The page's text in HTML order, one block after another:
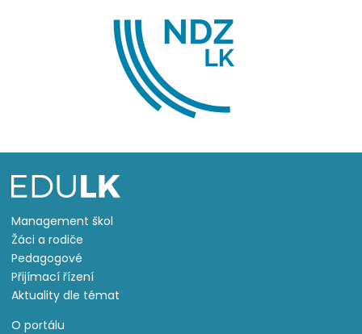
Management škol
Žáci a rodiče
Pedagogové
Přijímací řízení
Aktuality dle témat
O portálu